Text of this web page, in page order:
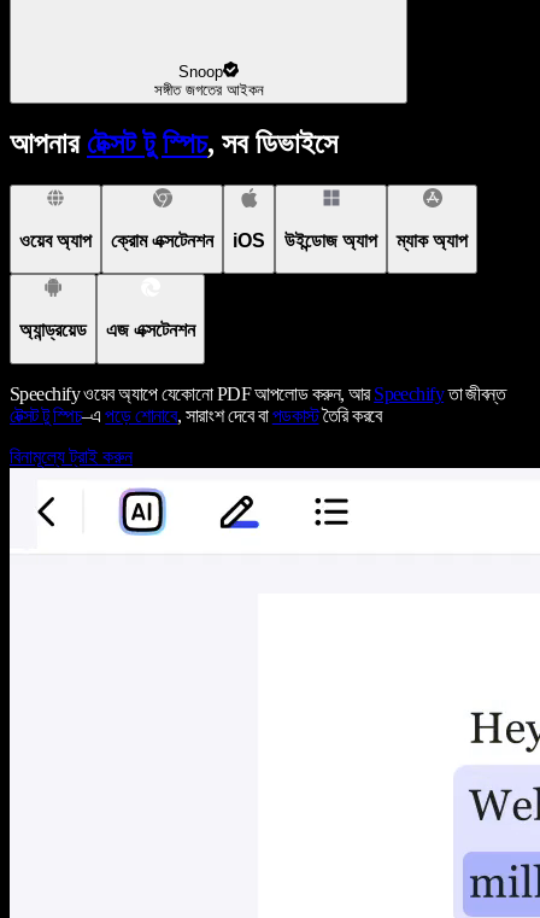
Snoop
সঙ্গীত জগতের আইকন
আপনার টেক্সট টু স্পিচ, সব ডিভাইসে
ওয়েব অ্যাপ ক্রোম এক্সটেনশন iOS উইন্ডোজ অ্যাপ ম্যাক অ্যাপ
অ্যান্ড্রয়েড এজ এক্সটেনশন
Speechify ওয়েব অ্যাপে যেকোনো PDF আপলোড করুন, আরSpeechifyতা জীবন্ত
টেক্সট টু স্পিচ–এপড়ে শোনাবে, সারাংশ দেবে বাপডকাস্টতৈরি করবে
বিনামূল্যে ট্রাই করুন